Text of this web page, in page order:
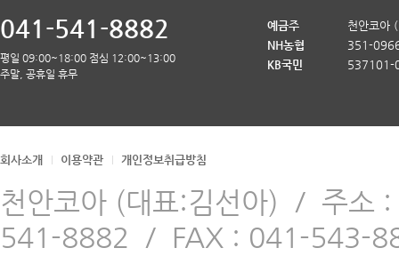
041-541-8882
평일 09:00~18:00 점심 12:00~13:00
주말, 공휴일 휴무
예금주
천안코아
NH농협
351-
KB국민
537101-
회사소개 이용약관 개인정보취급방침
천안코아 (대표:김선아) / 주소
541-8882 / FAX : 041-543-